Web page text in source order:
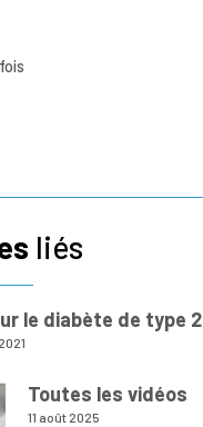
liés
le diabète de type 2
Toutes les vidéos
11 août 2025